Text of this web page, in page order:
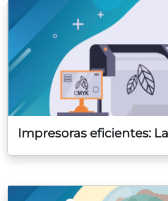
Impresoras eficientes: